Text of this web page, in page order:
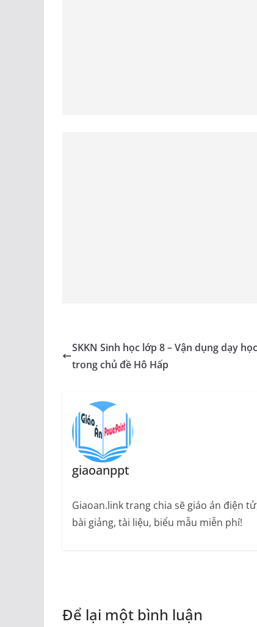
SKKN Sinh học lớp 8 – Vận dụng dạy
trong chủ đề Hô Hấp
giaoanppt
Giaoan.link trang chia sẽ giáo án điện
bài giảng, tài liệu, biểu mẫu miễn phí!
Để lại một bình luận